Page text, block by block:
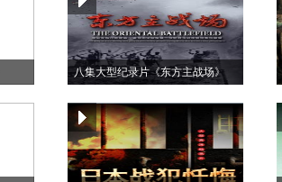
八集大型纪录片《东方主战场》